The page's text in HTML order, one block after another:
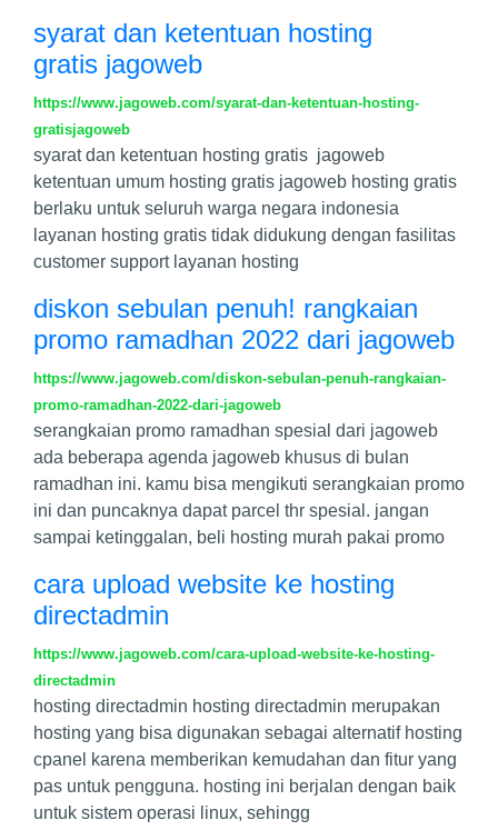
syarat dan ketentuan hosting
gratis jagoweb
https://www.jagoweb.com/syarat-dan-ketentuan-hosting-
gratisjagoweb
syarat dan ketentuan hosting gratis jagoweb
ketentuan umum hosting gratis jagoweb hosting gratis
berlaku untuk seluruh warga negara indonesia
layanan hosting gratis tidak didukung dengan fasilitas
customer support layanan hosting
diskon sebulan penuh! rangkaian
promo ramadhan 2022 dari jagoweb
https://www.jagoweb.com/diskon-sebulan-penuh-rangkaian-
promo-ramadhan-2022-dari-jagoweb
serangkaian promo ramadhan spesial dari jagoweb
ada beberapa agenda jagoweb khusus di bulan
ramadhan ini. kamu bisa mengikuti serangkaian promo
ini dan puncaknya dapat parcel thr spesial. jangan
sampai ketinggalan, beli hosting murah pakai promo
cara upload website ke hosting
directadmin
https://www.jagoweb.com/cara-upload-website-ke-hosting-
directadmin
hosting directadmin hosting directadmin merupakan
hosting yang bisa digunakan sebagai alternatif hosting
cpanel karena memberikan kemudahan dan fitur yang
pas untuk pengguna. hosting ini berjalan dengan baik
untuk sistem operasi linux, sehingg